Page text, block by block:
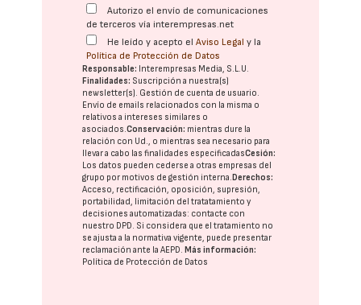
Autorizo el envío de comunicaciones
de terceros vía interempresas.net
He leído y acepto elAviso Legal y la
Política de Protección de Datos
Responsable: Interempresas Media, S.L.U.
Finalidades: Suscripción a nuestra(s)
newsletter(s). Gestión de cuenta de usuario.
Envío de emails relacionados con la misma o
relativos a intereses similares o
asociados.Conservación: mientras dure la
relación con Ud., o mientras sea necesario para
llevar a cabo las finalidades especificadasCesión:
Los datos pueden cederse a otras empresas del
grupo por motivos de gestión interna.Derechos:
Acceso, rectificación, oposición, supresión,
portabilidad, limitación del tratatamiento y
decisiones automatizadas: contacte con
nuestro DPD. Si considera que el tratamiento no
se ajusta a la normativa vigente, puede presentar
reclamación ante laAEPD.Más información:
Política de Protección de Datos